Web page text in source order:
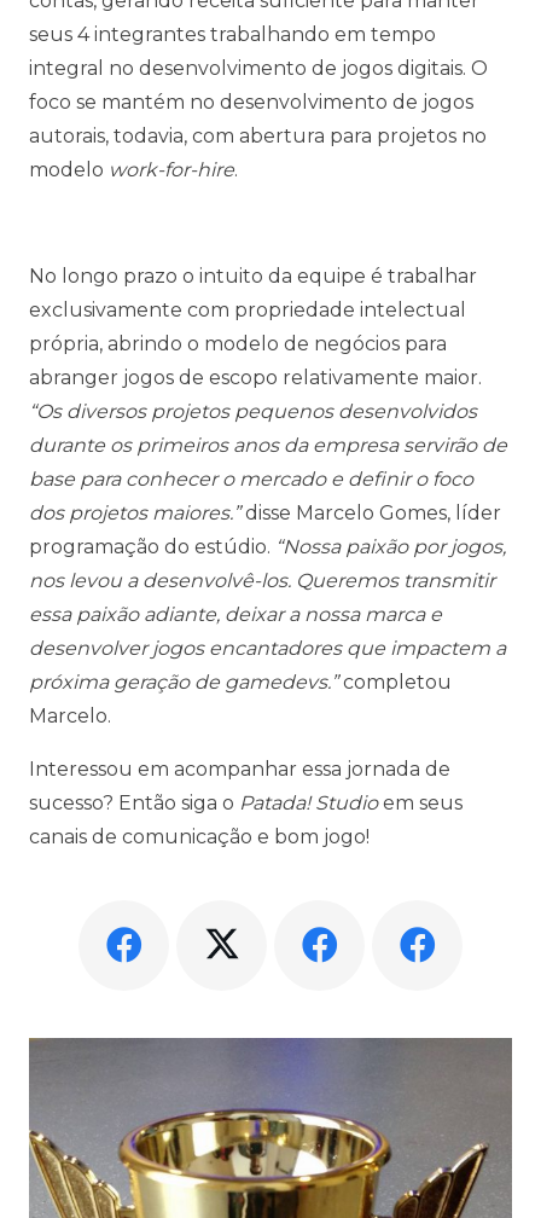
seus 4 integrantes trabalhando em tempo
integral no desenvolvimento de jogos digitais. O
foco se mantém no desenvolvimento de jogos
autorais, todavia, com abertura para projetos no
modelo work-for-hire.
No longo prazo o intuito da equipe é trabalhar
exclusivamente com propriedade intelectual
própria, abrindo o modelo de negócios para
abranger jogos de escopo relativamente maior.
“Os diversos projetos pequenos desenvolvidos
durante os primeiros anos da empresa servirão de
base para conhecer o mercado e definir o foco
dos projetos maiores.”disse Marcelo Gomes, líder
programação do estúdio. “Nossa paixão por jogos,
nos levou a desenvolvê-los. Queremos transmitir
essa paixão adiante, deixar a nossa marca e
desenvolver jogos encantadores que impactem a
próxima geração de gamedevs.”completou
Marcelo.
Interessou em acompanhar essa jornada de
sucesso? Então siga o Patada! Studioem seus
canais de comunicação e bom jogo!